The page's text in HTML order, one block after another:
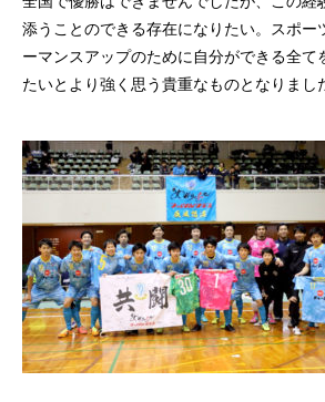
添うことのできる存在になりたい。スポー
ーマンスアップのために自分ができる全て
たいとより強く思う貴重なものとなりまし